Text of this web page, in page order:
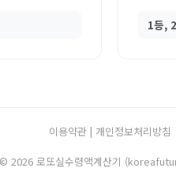
1등,
이용약관| 개인정보처리방침
© 2026 로또실수령액계산기